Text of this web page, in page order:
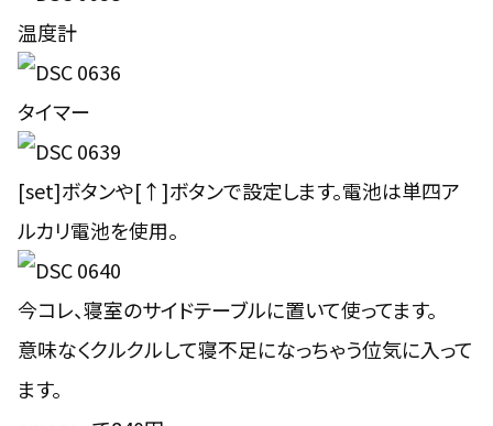
温度計
タイマー
[set]ボタンや[↑]ボタンで設定します。電池は単四ア
ルカリ電池を使用。
今コレ、寝室のサイドテーブルに置いて使ってます。
意味なくクルクルして寝不足になっちゃう位気に入って
ます。